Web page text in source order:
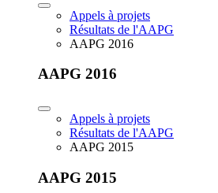
Appels à projets
Résultats de l'AAPG
AAPG 2016
AAPG 2016
Appels à projets
Résultats de l'AAPG
AAPG 2015
AAPG 2015